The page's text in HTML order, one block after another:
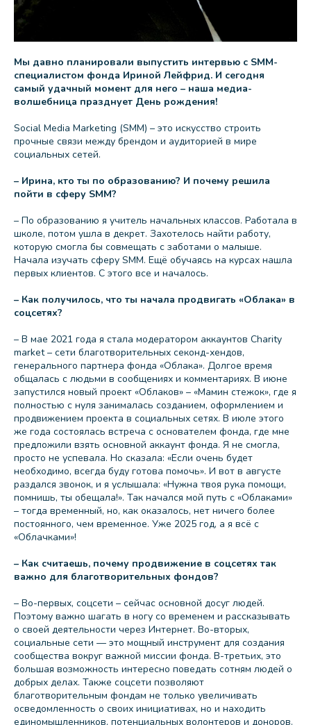
Мы давно планировали выпустить интервью с SMM-
cпециалистом фонда Ириной Лейфрид. И сегодня
самый удачный момент для него – наша медиа-
волшебница празднует День рождения!
Social Media Marketing (SMM) – это искусство строить
прочные связи между брендом и аудиторией в мире
социальных сетей.
– Ирина, кто ты по образованию? И почему решила
пойти в сферу SMM?
– По образованию я учитель начальных классов. Работала в
школе, потом ушла в декрет. Захотелось найти работу,
которую смогла бы совмещать с заботами о малыше.
Начала изучать сферу SMM. Ещё обучаясь на курсах нашла
первых клиентов. С этого все и началось.
– Как получилось, что ты начала продвигать «Облака» в
соцсетях?
– В мае 2021 года я стала модератором аккаунтов Charity
market – сети благотворительных секонд-хендов,
генерального партнера фонда «Облака». Долгое время
общалась с людьми в сообщениях и комментариях. В июне
запустился новый проект «Облаков» – «Мамин стежок», где я
полностью с нуля занималась созданием, оформлением и
продвижением проекта в социальных сетях. В июле этого
же года состоялась встреча с основателем фонда, где мне
предложили взять основной аккаунт фонда. Я не смогла,
просто не успевала. Но сказала: «Если очень будет
необходимо, всегда буду готова помочь». И вот в августе
раздался звонок, и я услышала: «Нужна твоя рука помощи,
помнишь, ты обещала!». Так начался мой путь с «Облаками»
– тогда временный, но, как оказалось, нет ничего более
постоянного, чем временное. Уже 2025 год, а я всё с
«Облачками»!
– Как считаешь, почему продвижение в соцсетях так
важно для благотворительных фондов?
– Во-первых, соцсети – сейчас основной досуг людей.
Поэтому важно шагать в ногу со временем и рассказывать
о своей деятельности через Интернет. Во-вторых,
социальные сети — это мощный инструмент для создания
сообщества вокруг важной миссии фонда. В-третьих, это
большая возможность интересно поведать сотням людей о
добрых делах. Также соцсети позволяют
благотворительным фондам не только увеличивать
осведомленность о своих инициативах, но и находить
единомышленников, потенциальных волонтеров и доноров.